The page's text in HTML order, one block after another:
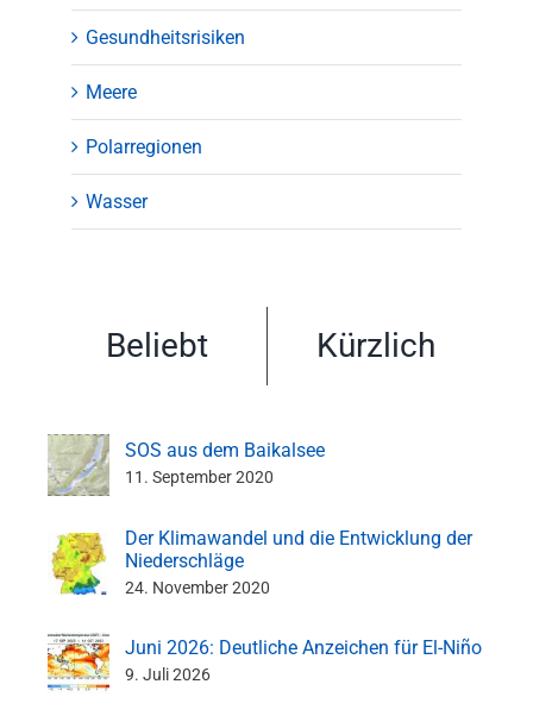
Gesundheitsrisiken
Meere
Polarregionen
Wasser
Beliebt Kürzlich
SOS aus dem Baikalsee
11. September 2020
Der Klimawandel und die Entwicklung der
Niederschläge
24. November 2020
Juni 2026: Deutliche Anzeichen für El-Niño
9. Juli 2026